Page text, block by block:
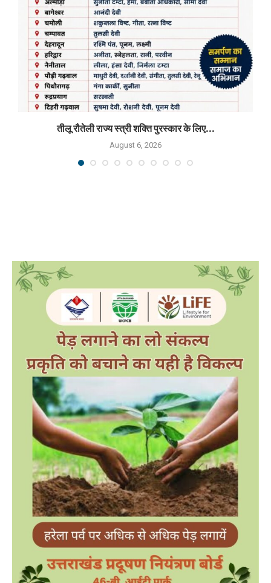
तीलू रौतेली राज्य स्त्री शक्ति पुरस्कार के लिए...
August 6, 2026